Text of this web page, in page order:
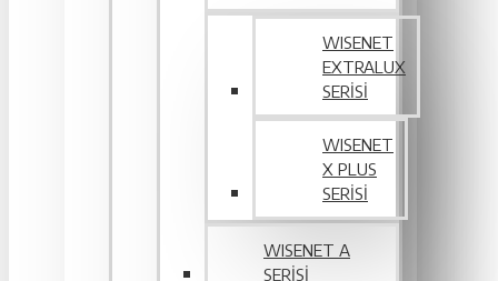
WISENET
EXTRALUX
SERISI
WISENET
X PLUS
SERISI
WISENET A
SERİSİ